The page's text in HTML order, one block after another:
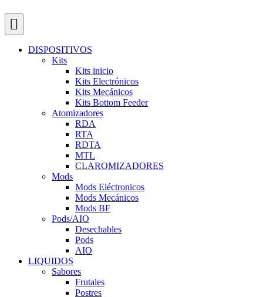
DISPOSITIVOS
Kits
Kits inicio
Kits Electrónicos
Kits Mecánicos
Kits Bottom Feeder
Atomizadores
RDA
RTA
RDTA
MTL
CLAROMIZADORES
Mods
Mods Eléctronicos
Mods Mecánicos
Mods BF
Pods/AIO
Desechables
Pods
AIO
LIQUIDOS
Sabores
Frutales
Postres